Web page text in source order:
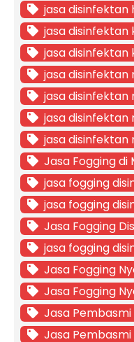
jasa disinfektan
jasa disinfektan
jasa disinfektan
jasa disinfektan
jasa disinfektan
jasa disinfektan
jasa disinfektan
Jasa Fogging di
jasa fogging
jasa fogging
Jasa Fogging
jasa fogging
Jasa Fogging
Jasa Fogging
Jasa
Jasa